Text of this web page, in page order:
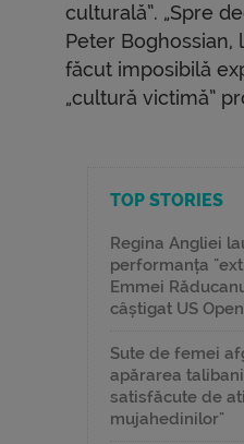
culturală”. „Spre
Peter Boghossian,
făcut imposibilă
„cultură victimă”
TOP STORIES
Regina Angliei
performanța
Emmei
câștigat US Open
Sute de femei
apărarea
satisfăcute de
mujahedinilor"